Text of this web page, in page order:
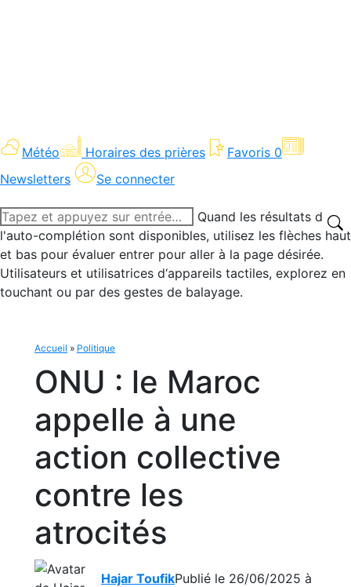
Météo Horaires des prières Favoris 0
Newsletters
Se connecter
Recherche
:
Quand les résultats de
l'auto-complétion sont disponibles, utilisez les flèches haut
et bas pour évaluer entrer pour aller à la page désirée.
Utilisateurs et utilisatrices d‘appareils tactiles, explorez en
touchant ou par des gestes de balayage.
Accueil » Politique
ONU : le Maroc
appelle à une
action collective
contre les
atrocités
Hajar ToufikPublié le 26/06/2025 à